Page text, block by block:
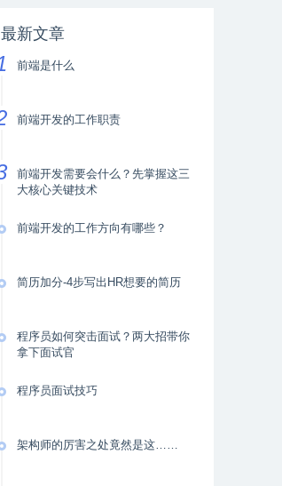
最新文章
前端是什么
前端开发的工作职责
前端开发需要会什么？先掌握这三
大核心关键技术
前端开发的工作方向有哪些？
简历加分-4步写出HR想要的简历
程序员如何突击面试？两大招带你
拿下面试官
程序员面试技巧
架构师的厉害之处竟然是这……